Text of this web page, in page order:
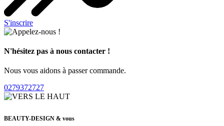
S'inscrire
N'hésitez pas à nous contacter !
Nous vous aidons à passer commande.
0279372727
BEAUTY-DESIGN & vous